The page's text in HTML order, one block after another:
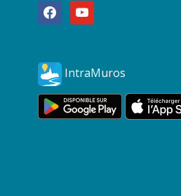
facebookyoutube
IntraMuros